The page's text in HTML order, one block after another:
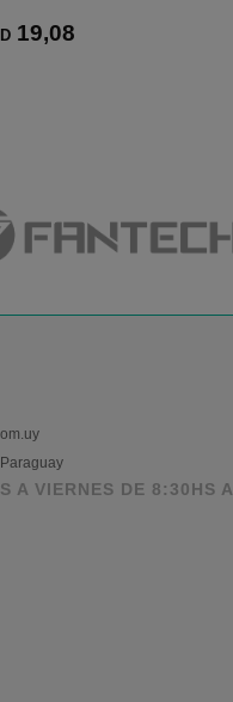
19,08
A VIERNES DE 8:30HS A